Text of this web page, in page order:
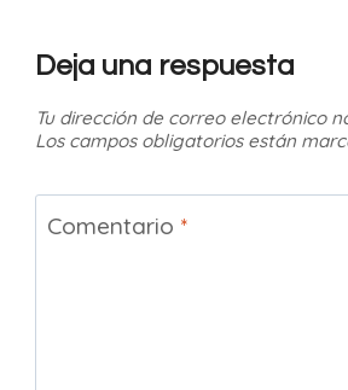
Deja una respuesta
Tu dirección de correo electrónico
Los campos obligatorios están
Comentario *